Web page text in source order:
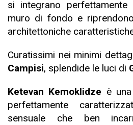
si integrano
muro di fondo e
architettoniche caratteristiche
Curatissimi nei minimi
Campisi, splendide le luci di
Ketevan Kemoklidze è
perfettamente
sensuale che ben